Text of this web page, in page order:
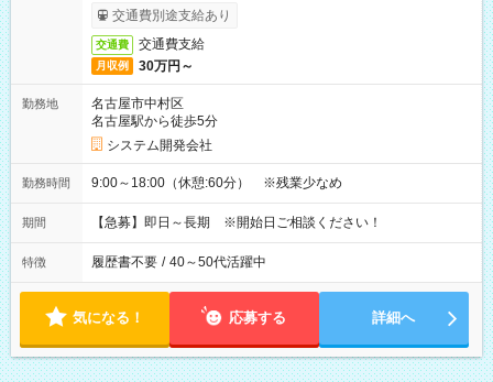
交通費別途支給あり
交通費 交通費支給
月収例 30万円～
勤務地
名古屋市中村区
名古屋駅から徒歩5分
システム開発会社
勤務時間 9:00～18:00（休憩:60分） ※残業少なめ
期間 【急募】即日～長期 ※開始日ご相談ください！
特徴 履歴書不要 / 40～50代活躍中
気になる！ 応募する 詳細へ